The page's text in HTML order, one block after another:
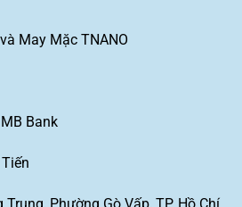
May Mặc TNANO
Bank
Phường Gò Vấp, TP. Hồ Chí